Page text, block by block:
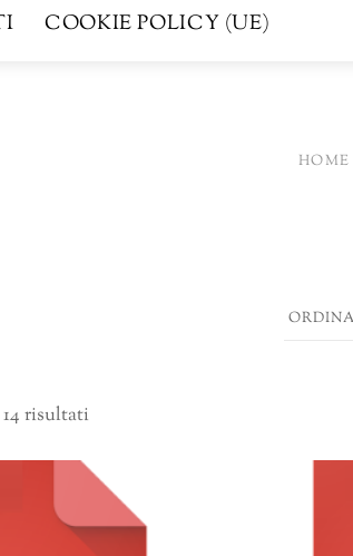
COOKIE POLICY (UE)
HOME
risultati